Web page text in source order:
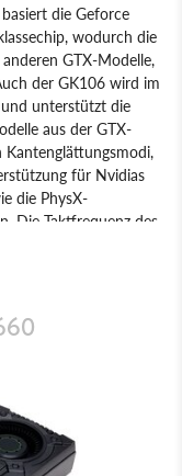
die Geforce
wodurch die
GTX-Modelle,
der GK106 wird im
unterstützt die
aus der GTX-
für Nvidias
die PhysX-
Die Taktfrequenz des
Videospeicher, der